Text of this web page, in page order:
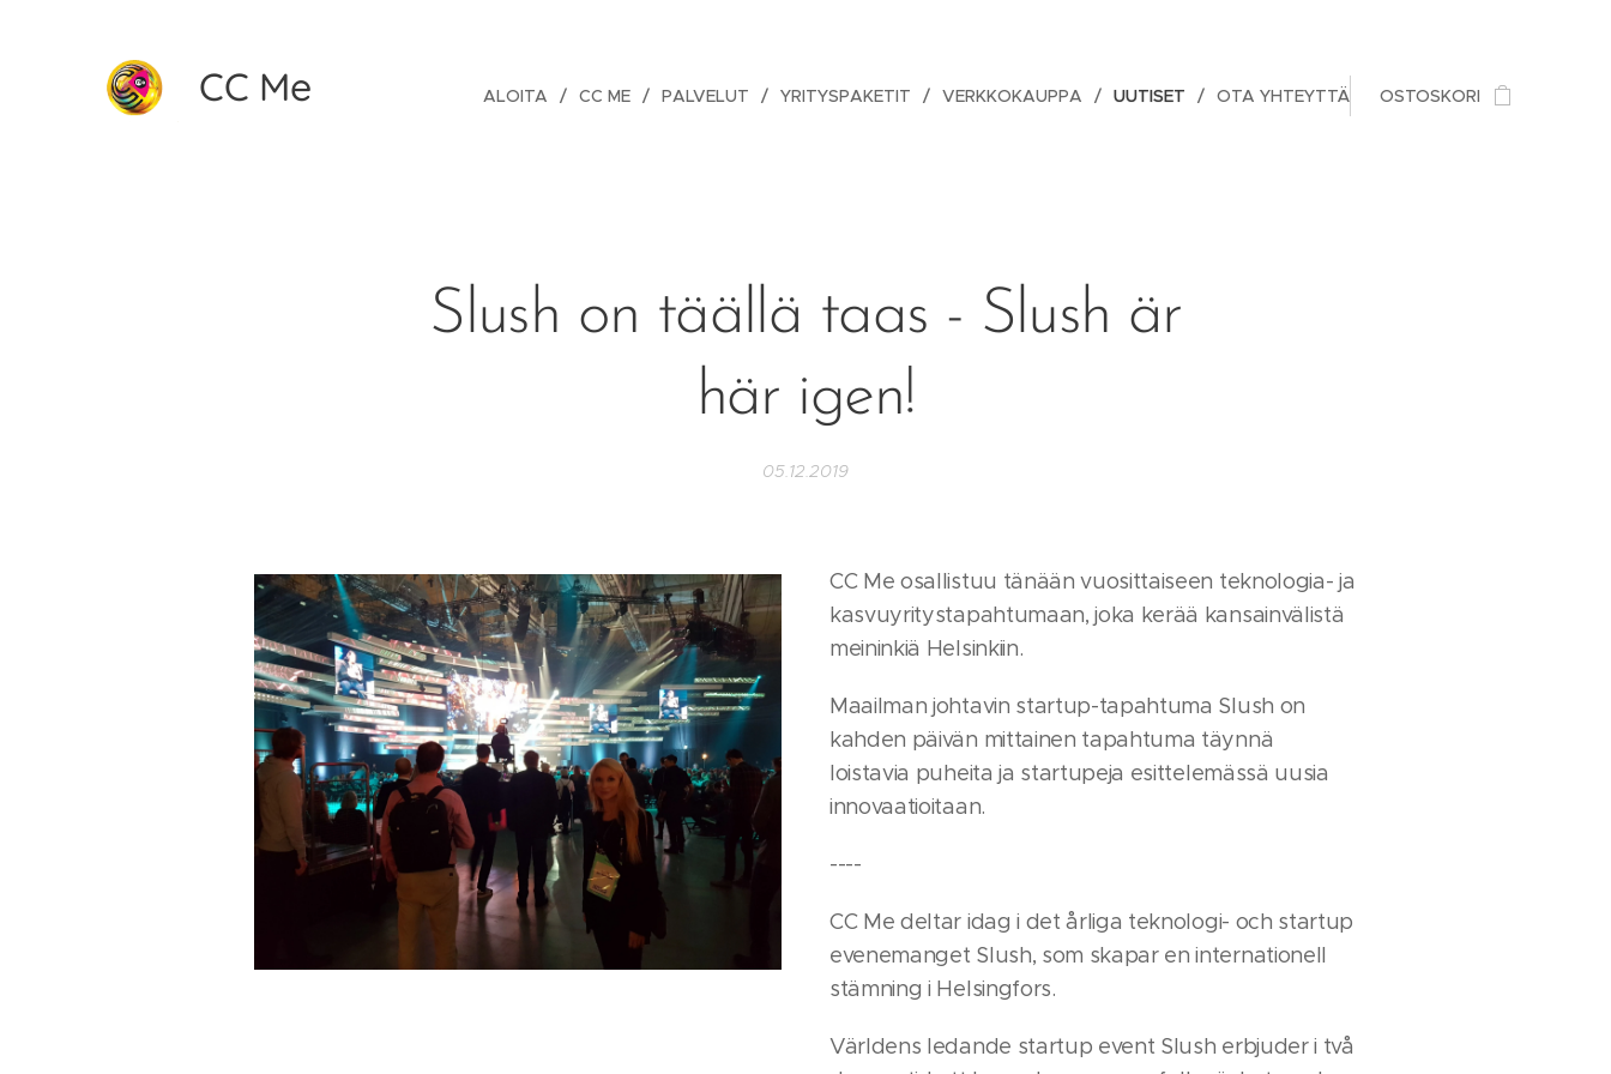
CC Me ALOITA CC ME PALVELUT YRITYSPAKETIT VERKKOKAUPPA UUTISET OTA YHTEYTTÄ OSTOSKORI
Slush on täällä taas - Slush är
här igen!
05.12.2019
CC Me osallistuu tänään vuosittaiseen teknologia- ja
kasvuyritystapahtumaan, joka kerää kansainvälistä
meininkiä Helsinkiin.
Maailman johtavin startup-tapahtuma Slush on
kahden päivän mittainen tapahtuma täynnä
loistavia puheita ja startupeja esittelemässä uusia
innovaatioitaan.
----
CC Me deltar idag i det årliga teknologi- och startup
evenemanget Slush, som skapar en internationell
stämning i Helsingfors.
Världens ledande startup event Slush erbjuder i två